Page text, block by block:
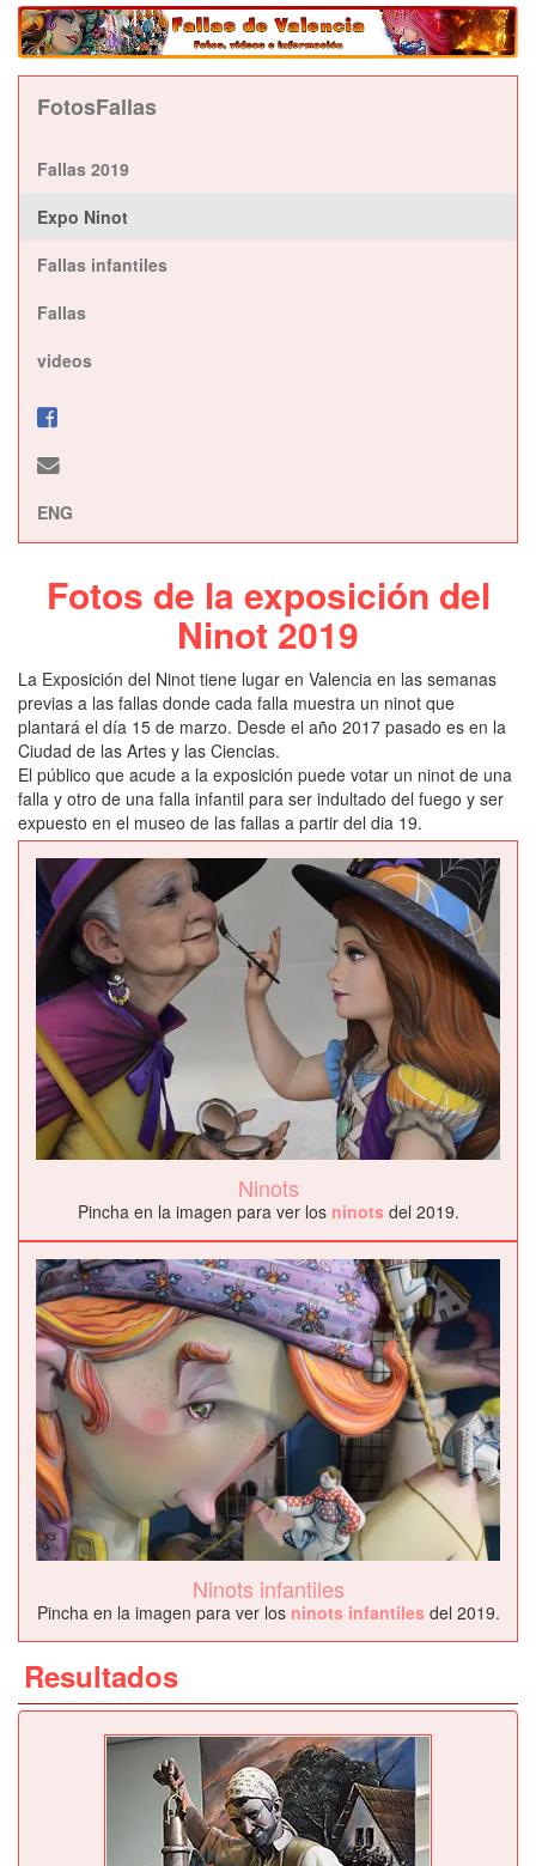
FotosFallas
Fallas 2019
Expo Ninot
Fallas infantiles
Fallas
videos
ENG
Fotos de la exposición del
Ninot 2019
La Exposición del Ninot tiene lugar en Valencia en las semanas
previas a las fallas donde cada falla muestra un ninot que
plantará el día 15 de marzo. Desde el año 2017 pasado es en la
Ciudad de las Artes y las Ciencias.
El público que acude a la exposición puede votar un ninot de una
falla y otro de una falla infantil para ser indultado del fuego y ser
expuesto en el museo de las fallas a partir del dia 19.
Ninots
Pincha en la imagen para ver los ninots del 2019.
Ninots infantiles
Pincha en la imagen para ver los ninots infantiles del 2019.
Resultados